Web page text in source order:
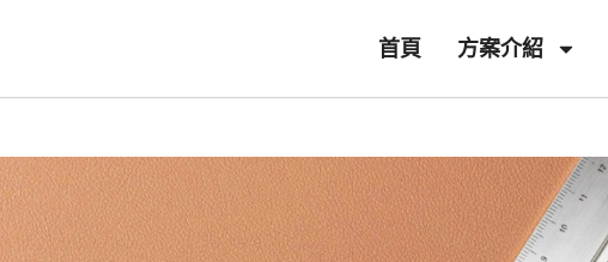
首頁 方案介紹